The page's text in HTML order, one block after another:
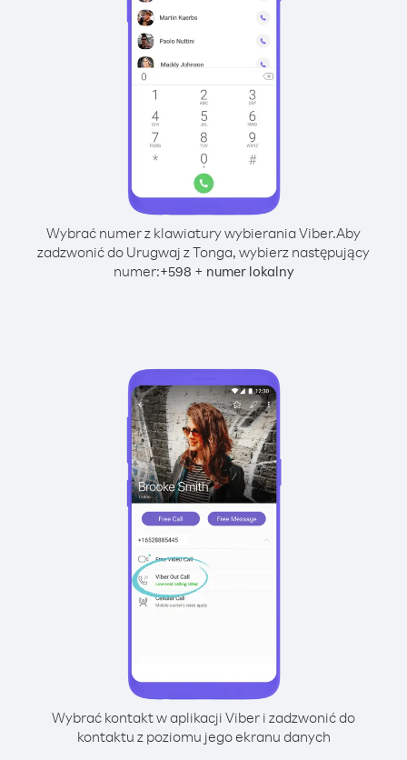
Wybrać numer z klawiatury wybierania Viber.Aby
zadzwonić do Urugwaj z Tonga, wybierz następujący
numer:+598 + numer lokalny
Wybrać kontakt w aplikacji Viber i zadzwonić do
kontaktu z poziomu jego ekranu danych